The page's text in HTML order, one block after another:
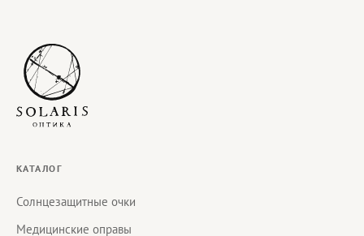
КАТАЛОГ
Солнцезащитные очки
Медицинские оправы